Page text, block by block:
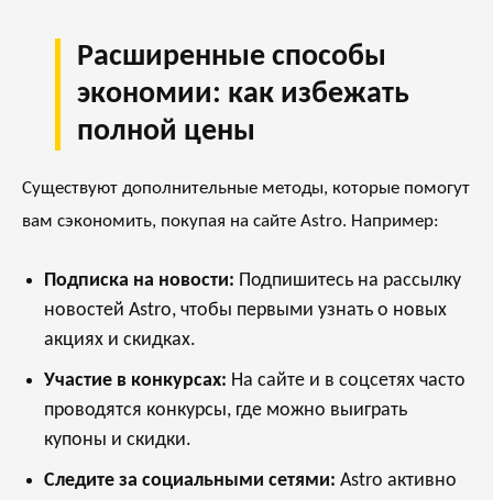
Расширенные способы
экономии: как избежать
полной цены
Существуют дополнительные методы, которые помогут
вам сэкономить, покупая на сайте Astro. Например:
Подписка на новости: Подпишитесь на рассылку
новостей Astro, чтобы первыми узнать о новых
акциях и скидках.
Участие в конкурсах: На сайте и в соцсетях часто
проводятся конкурсы, где можно выиграть
купоны и скидки.
Следите за социальными сетями: Astro активно